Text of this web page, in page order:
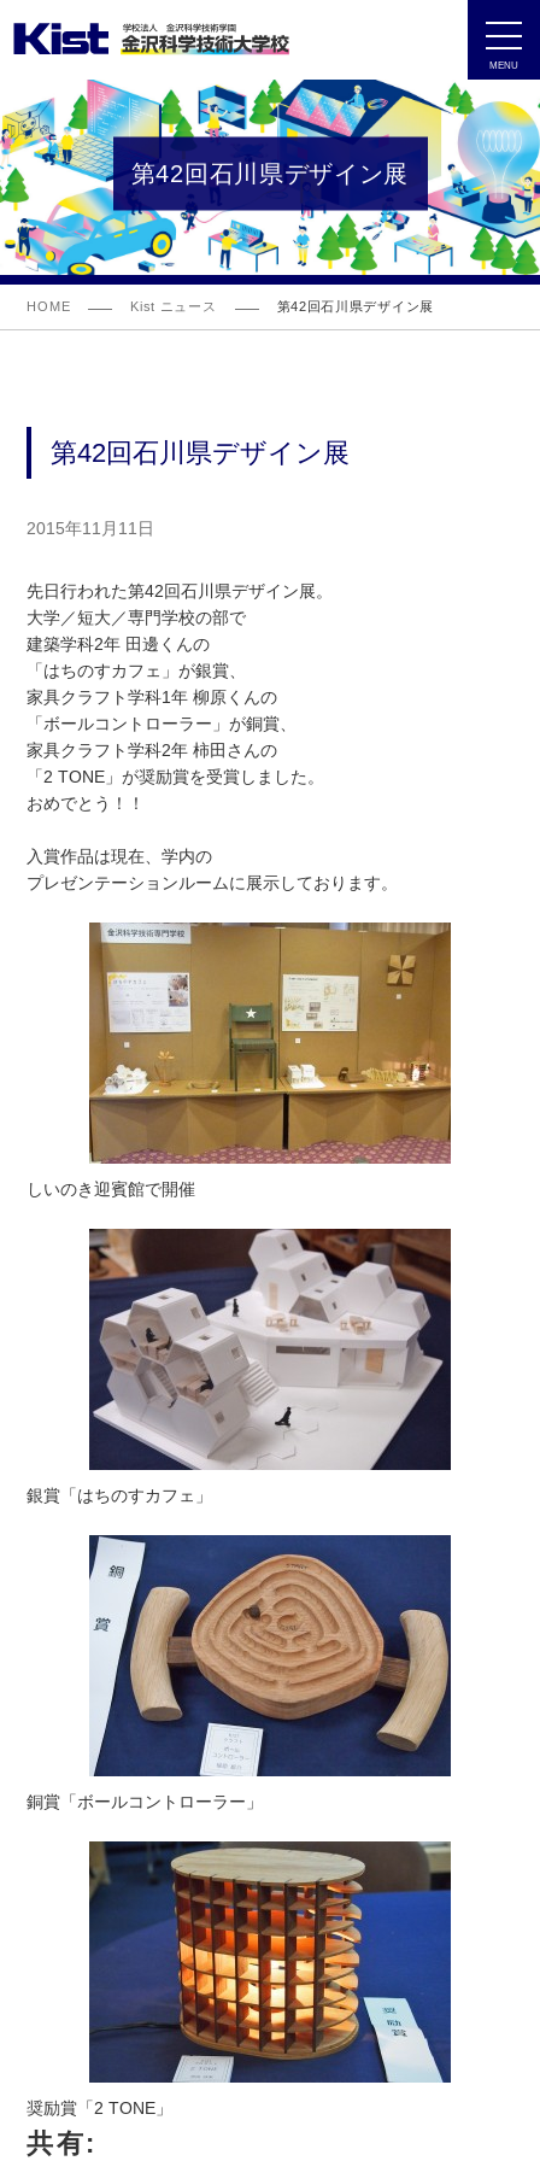
MENU
第42回石川県デザイン展
HOME Kist ニュース 第42回石川県デザイン展
第42回石川県デザイン展
2015年11月11日
先日行われた第42回石川県デザイン展。
大学／短大／専門学校の部で
建築学科2年 田邊くんの
「はちのすカフェ」が銀賞、
家具クラフト学科1年 柳原くんの
「ボールコントローラー」が銅賞、
家具クラフト学科2年 柿田さんの
「2 TONE」が奨励賞を受賞しました。
おめでとう！！
入賞作品は現在、学内の
プレゼンテーションルームに展示しております。
しいのき迎賓館で開催
銀賞「はちのすカフェ」
銅賞「ボールコントローラー」
奨励賞「2 TONE」
共有: